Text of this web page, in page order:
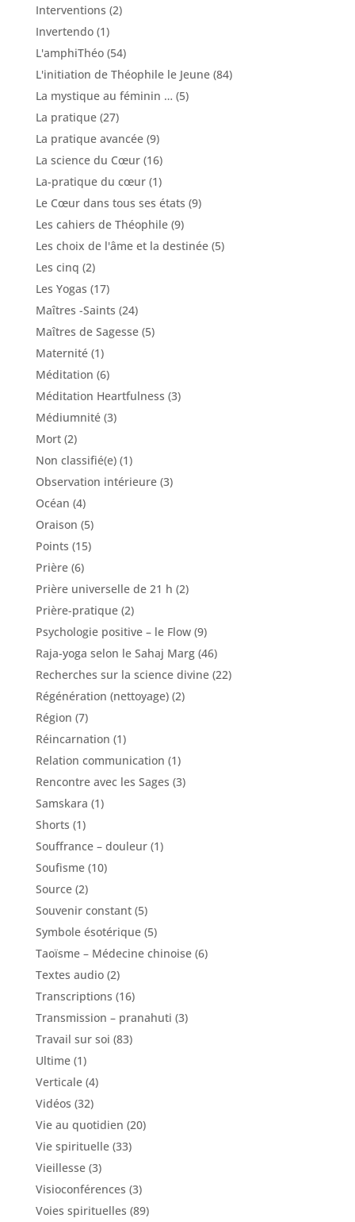
Interventions (2)
Invertendo(1)
L'amphiThéo(54)
L'initiation de Théophile le Jeune(84)
La mystique au féminin … (5)
La pratique(27)
La pratique avancée(9)
La science du Cœur(16)
La-pratique du cœur(1)
Le Cœur dans tous ses états (9)
Les cahiers de Théophile(9)
Les choix de l'âme et la destinée(5)
Les cinq (2)
Les Yogas (17)
Maîtres -Saints (24)
Maîtres de Sagesse(5)
Maternité(1)
Méditation (6)
Méditation Heartfulness (3)
Médiumnité(3)
Mort(2)
Non classifié(e)(1)
Observation intérieure(3)
Océan (4)
Oraison (5)
Points (15)
Prière(6)
Prière universelle de 21 h (2)
Prière-pratique(2)
Psychologie positive – le Flow(9)
Raja-yoga selon le Sahaj Marg(46)
Recherches sur la science divine(22)
Régénération (nettoyage)(2)
Région (7)
Réincarnation (1)
Relation communication (1)
Rencontre avec les Sages (3)
Samskara (1)
Shorts (1)
Souffrance – douleur(1)
Soufisme(10)
Source(2)
Souvenir constant(5)
Symbole ésotérique(5)
Taoïsme – Médecine chinoise(6)
Textes audio(2)
Transcriptions (16)
Transmission – pranahuti (3)
Travail sur soi (83)
Ultime(1)
Verticale(4)
Vidéos (32)
Vie au quotidien (20)
Vie spirituelle(33)
Vieillesse(3)
Visioconférences (3)
Voies spirituelles (89)